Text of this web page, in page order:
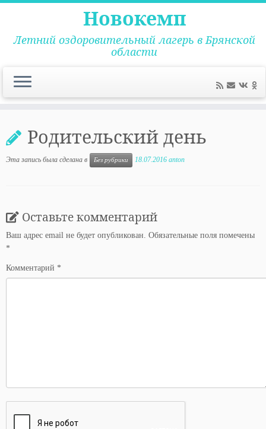
содержимому
Новокемп
Летний оздоровительный лагерь в Брянской
области
Родительский день
Эта запись была сделана в Без рубрики 18.07.2016 anton
Оставьте комментарий
Ваш адрес email не будет опубликован. Обязательные поля помечены
*
Комментарий *